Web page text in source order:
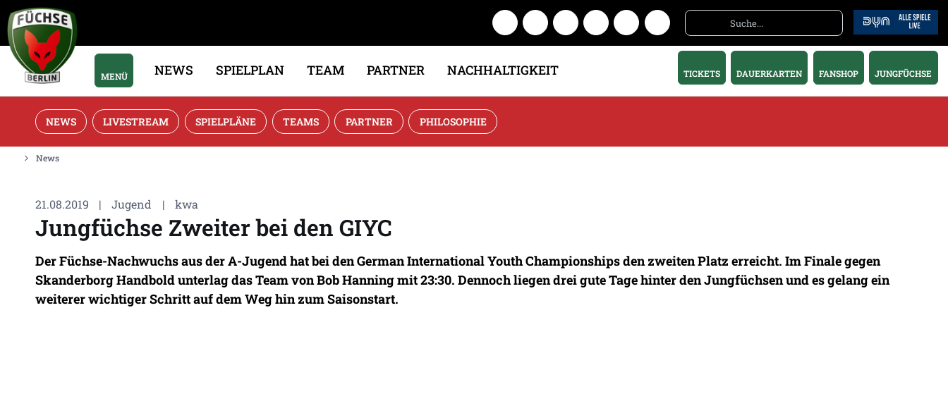
MENÜ NEWS SPIELPLAN TEAM PARTNER NACHHALTIGKEIT TICKETS DAUERKARTEN FANSHOP JUNGFÜCHSE
NEWS LIVESTREAM SPIELPLÄNE TEAMS PARTNER PHILOSOPHIE
News
21.08.2019 | Jugend | kwa
Jungfüchse Zweiter bei den GIYC
Der Füchse-Nachwuchs aus der A-Jugend hat bei den German International Youth Championships den zweiten Platz erreicht. Im Finale gegen
Skanderborg Handbold unterlag das Team von Bob Hanning mit 23:30. Dennoch liegen drei gute Tage hinter den Jungfüchsen und es gelang ein
weiterer wichtiger Schritt auf dem Weg hin zum Saisonstart.